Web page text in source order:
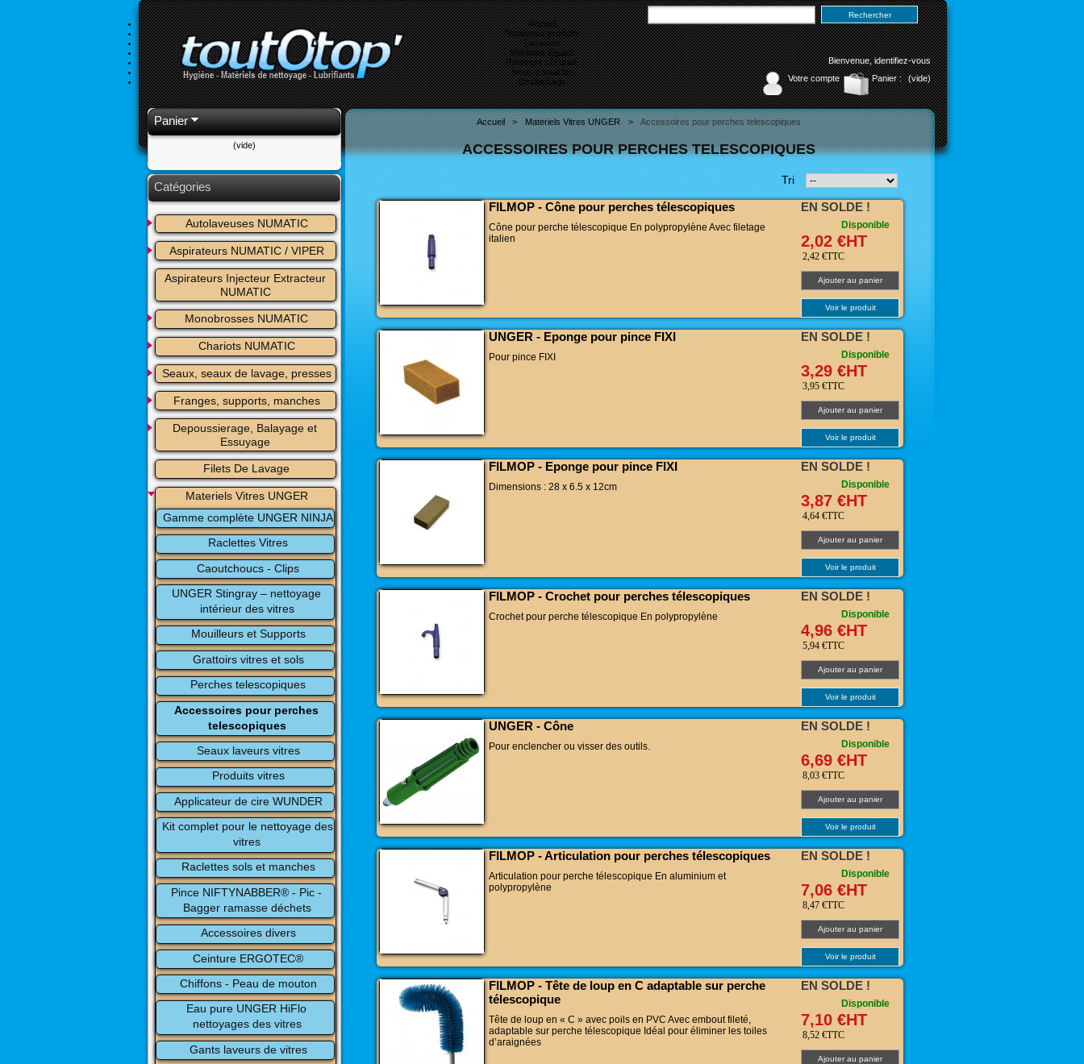
Bienvenue,identifiez-vous
Panier :
(vide)
Votre compte
Accueil
Nouveaux produits
Livraison
Mentions légales
Paiement sécurisé
Nous contacter
Destockage
Panier
(vide)
Catégories
Autolaveuses NUMATIC
Aspirateurs NUMATIC / VIPER
Aspirateurs Injecteur Extracteur
NUMATIC
Monobrosses NUMATIC
Chariots NUMATIC
Seaux, seaux de lavage, presses
Franges, supports, manches
Depoussierage, Balayage et
Essuyage
Filets De Lavage
Materiels Vitres UNGER
Gamme complète UNGER NINJA
Raclettes Vitres
Caoutchoucs - Clips
UNGER Stingray – nettoyage
intérieur des vitres
Mouilleurs et Supports
Grattoirs vitres et sols
Perches telescopiques
Accessoires pour perches
telescopiques
Seaux laveurs vitres
Produits vitres
Applicateur de cire WUNDER
Kit complet pour le nettoyage des
vitres
Raclettes sols et manches
Pince NIFTYNABBER® - Pic -
Bagger ramasse déchets
Accessoires divers
Ceinture ERGOTEC®
Chiffons - Peau de mouton
Eau pure UNGER HiFlo
nettoyages des vitres
Gants laveurs de vitres
Accueil > Materiels Vitres UNGER > Accessoires pour perches telescopiques
ACCESSOIRES POUR PERCHES TELESCOPIQUES
Tri
FILMOP - Cône pour perches télescopiques
Cône pour perche télescopique En polypropylène Avec filetage
italien
EN SOLDE !
Disponible
2,02 €HT
2,42 €TTC
Ajouter au panier
Voir le produit
UNGER - Eponge pour pince FIXI
Pour pince FIXI
EN SOLDE !
Disponible
3,29 €HT
3,95 €TTC
Ajouter au panier
Voir le produit
FILMOP - Eponge pour pince FIXI
Dimensions : 28 x 6.5 x 12cm
EN SOLDE !
Disponible
3,87 €HT
4,64 €TTC
Ajouter au panier
Voir le produit
FILMOP - Crochet pour perches télescopiques
Crochet pour perche télescopique En polypropylène
EN SOLDE !
Disponible
4,96 €HT
5,94 €TTC
Ajouter au panier
Voir le produit
UNGER - Cône
Pour enclencher ou visser des outils.
EN SOLDE !
Disponible
6,69 €HT
8,03 €TTC
Ajouter au panier
Voir le produit
FILMOP - Articulation pour perches télescopiques
Articulation pour perche télescopique En aluminium et
polypropylène
EN SOLDE !
Disponible
7,06 €HT
8,47 €TTC
Ajouter au panier
Voir le produit
FILMOP - Tête de loup en C adaptable sur perche
télescopique
Tête de loup en « C » avec poils en PVC Avec embout fileté,
adaptable sur perche télescopique Idéal pour éliminer les toiles
d’araignées
EN SOLDE !
Disponible
7,10 €HT
8,52 €TTC
Ajouter au panier